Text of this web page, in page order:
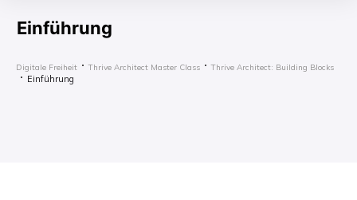
Einführung
Digitale Freiheit Thrive Architect Master Class Thrive Architect: Building Blocks
Einführung